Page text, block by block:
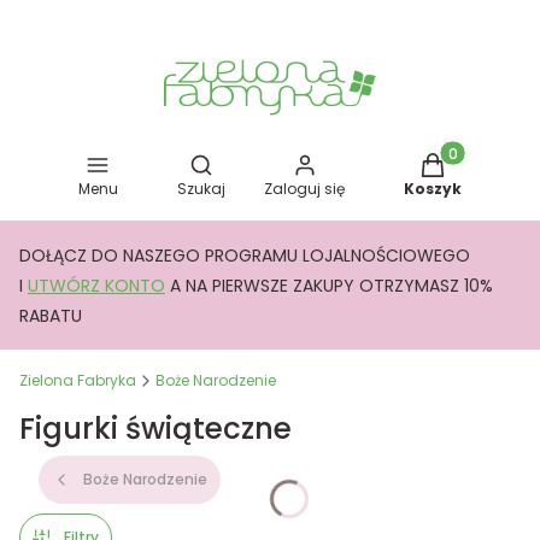
Menu
Otwórz wyszukiwarkę
Szukaj Zaloguj się
Produkty w
Koszyk
DOŁĄCZ DO NASZEGO PROGRAMU LOJALNOŚCIOWEGO
I UTWÓRZ KONTO A NA PIERWSZE ZAKUPY OTRZYMASZ 10%
RABATU
Zielona Fabryka Boże Narodzenie
Figurki świąteczne
Boże Narodzenie